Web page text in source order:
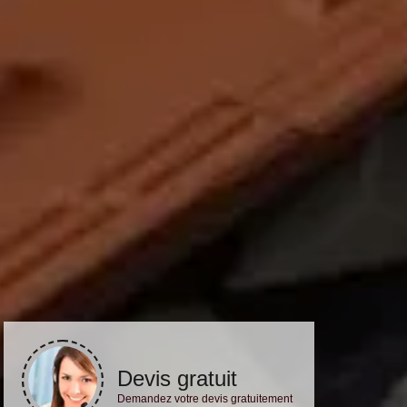
Devis gratuit
Demandez votre devis gratuitement